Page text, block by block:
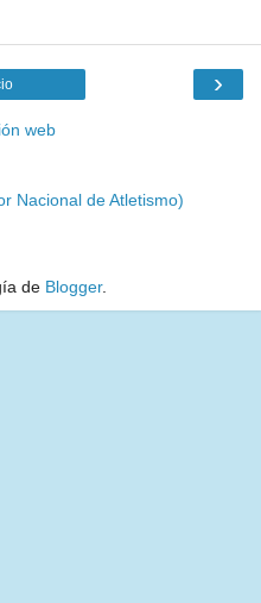
›
web
Nacional de Atletismo)
de Blogger.